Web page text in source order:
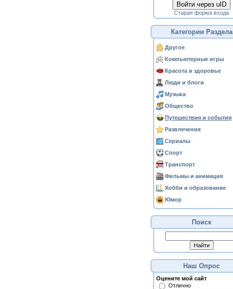
Войти через uID
Старая форма входа
Категории Раздела
Другое
Компьютерные игры
Красота и здоровье
Люди и блоги
Музыка
Общество
Путешествия и события
Развлечения
Сериалы
Спорт
Транспорт
Фильмы и анимация
Хобби и образование
Юмор
Поиск
Наш Опрос
Оцените мой сайт
Отлично